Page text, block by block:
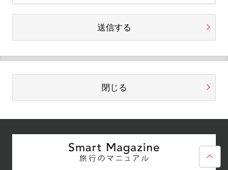
送信する
閉じる